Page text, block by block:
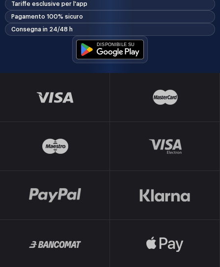
Tariffe esclusive per l'app
Pagamento 100% sicuro
Consegna in 24/48 h